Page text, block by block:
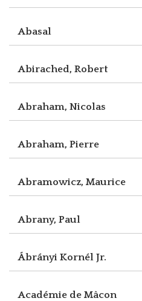
Abasal
Abirached, Robert
Abraham, Nicolas
Abraham, Pierre
Abramowicz, Maurice
Abrany, Paul
Ábrányi Kornél Jr.
Académie de Mâcon